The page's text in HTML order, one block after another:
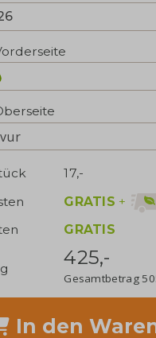
17,-
GRATIS +
GRATIS
425,-
Gesamtbetrag
In den